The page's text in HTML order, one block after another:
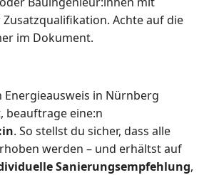
Achte auf die
im Dokument.
Energieausweis in Nürnberg
beauftrage eine:n
. So stellst du sicher, dass alle
werden – und erhältst auf
Sanierungsempfehlung,